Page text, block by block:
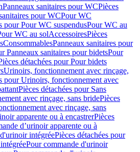
Panneaux sanitaires pour WCPièces
pour WCPour WC
pour Pour WC suspendusPour WC au
WC au solAccessoiresPièces
ConsommablesPanneaux sanitaires pour
Panneaux sanitaires pour bidetsPour
détachées pour Pour bidets
Urinoirs, fonctionnement avec rinçage,
pour Urinoirs, fonctionnement avec
Pièces détachées pour Sans
avec rinçage, sans bridePièces
avec rinçage, sans
apparente ou à encastrerPièces
d’urinoir apparente ou à
intégréePièces détachées pour
Pour commande d'urinoir